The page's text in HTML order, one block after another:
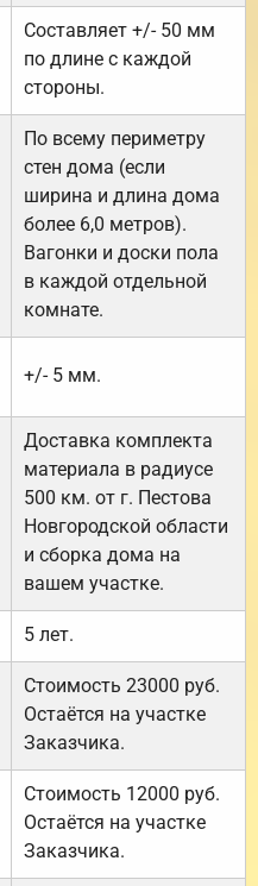
Составляет +/- 50 мм
по длине с каждой
стороны.
По всему периметру
стен дома (если
ширина и длина дома
более 6,0 метров).
Вагонки и доски пола
в каждой отдельной
комнате.
+/- 5 мм.
Доставка комплекта
материала в радиусе
500 км. от г. Пестова
Новгородской области
и сборка дома на
вашем участке.
5 лет.
Стоимость 23000 руб.
Остаётся на участке
Заказчика.
Стоимость 12000 руб.
Остаётся на участке
Заказчика.